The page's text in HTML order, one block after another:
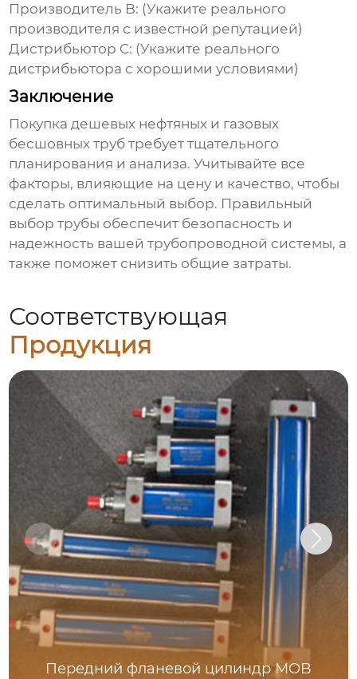
Производитель B: (Укажите реального
производителя с известной репутацией)
Дистрибьютор C: (Укажите реального
дистрибьютора с хорошими условиями)
Заключение
Покупкадешевых нефтяных и газовых
бесшовных труб требует тщательного
планирования и анализа. Учитывайте все
факторы, влияющие на цену и качество, чтобы
сделать оптимальный выбор. Правильный
выбор трубы обеспечит безопасность и
надежность вашей трубопроводной системы, а
также поможет снизить общие затраты.
Соответствующая
Продукция
Передний фланевой цилиндр MOB